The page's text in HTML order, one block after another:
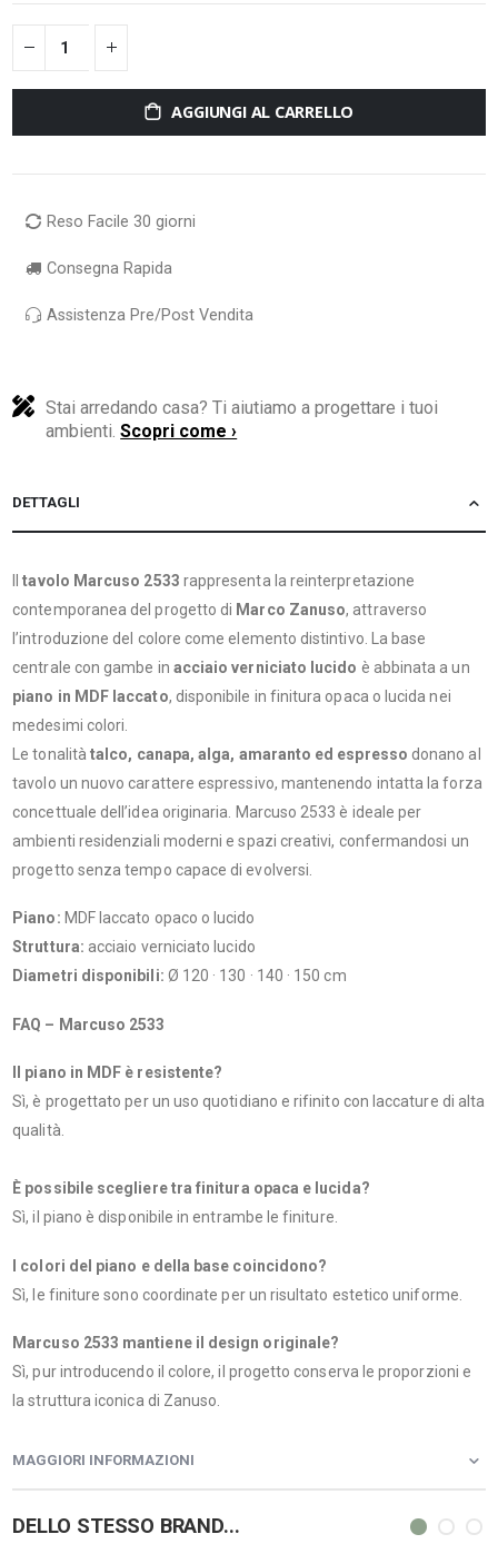
AGGIUNGI AL CARRELLO
Reso Facile 30 giorni
Consegna Rapida
Assistenza Pre/Post Vendita
Stai arredando casa? Ti aiutiamo a progettare i tuoi
ambienti.Scopri come ›
DETTAGLI
Iltavolo Marcuso 2533 rappresenta la reinterpretazione
contemporanea del progetto di Marco Zanuso, attraverso
l’introduzione del colore come elemento distintivo. La base
centrale con gambe in acciaio verniciato lucido è abbinata a un
piano in MDF laccato, disponibile in finitura opaca o lucida nei
medesimi colori.
Le tonalitàtalco, canapa, alga, amaranto ed espresso donano al
tavolo un nuovo carattere espressivo, mantenendo intatta la forza
concettuale dell’idea originaria. Marcuso 2533 è ideale per
ambienti residenziali moderni e spazi creativi, confermandosi un
progetto senza tempo capace di evolversi.
Piano: MDF laccato opaco o lucido
Struttura: acciaio verniciato lucido
Diametri disponibili: Ø 120 · 130 · 140 · 150 cm
FAQ – Marcuso 2533
Il piano in MDF è resistente?
Sì, è progettato per un uso quotidiano e rifinito con laccature di alta
qualità.
È possibile scegliere tra finitura opaca e lucida?
Sì, il piano è disponibile in entrambe le finiture.
I colori del piano e della base coincidono?
Sì, le finiture sono coordinate per un risultato estetico uniforme.
Marcuso 2533 mantiene il design originale?
Sì, pur introducendo il colore, il progetto conserva le proporzioni e
la struttura iconica di Zanuso.
MAGGIORI INFORMAZIONI
DELLO STESSO BRAND...